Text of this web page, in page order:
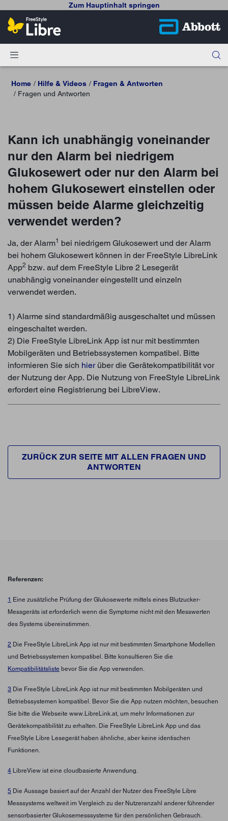
Zum Hauptinhalt springen
Home Hilfe & Videos
Fragen & Antworten
Fragen und Antworten
Kann ich unabhängig voneinander
nur den Alarm bei niedrigem
Glukosewert oder nur den Alarm bei
hohem Glukosewert einstellen oder
müssen beide Alarme gleichzeitig
verwendet werden?
Ja, der Alarm1 bei niedrigem Glukosewert und der Alarm
bei hohem Glukosewert können in der FreeStyle LibreLink
App2 bzw. auf dem FreeStyle Libre 2 Lesegerät
unabhängig voneinander eingestellt und einzeln
verwendet werden.
1) Alarme sind standardmäßig ausgeschaltet und müssen
eingeschaltet werden.
2) Die FreeStyle LibreLink App ist nur mit bestimmten
Mobilgeräten und Betriebssystemen kompatibel. Bitte
informieren Sie sich hierüber die Gerätekompatibilität vor
der Nutzung der App. Die Nutzung von FreeStyle LibreLink
erfordert eine Registrierung bei LibreView.
ZURÜCK ZUR SEITE MIT ALLEN FRAGEN UND
ANTWORTEN
Referenzen:
1 Eine zusätzliche Prüfung der Glukosewerte mittels eines Blutzucker-
Messgeräts ist erforderlich wenn die Symptome nicht mit den Messwerten
des Systems übereinstimmen.
2 Die FreeStyle LibreLink App ist nur mit bestimmten Smartphone Modellen
und Betriebssystemen kompatibel. Bitte konsultieren Sie die
Kompatibilitätsliste bevor Sie die App verwenden.
3 Die FreeStyle LibreLink App ist nur mit bestimmten Mobilgeräten und
Betriebssystemen kompatibel. Bevor Sie die App nutzen möchten, besuchen
Sie bitte die Webseite www.LibreLink.at, um mehr Informationen zur
Gerätekompatibilität zu erhalten. Die FreeStyle LibreLink App und das
FreeStyle Libre Lesegerät haben ähnliche, aber keine identischen
Funktionen.
4 LibreView ist eine cloudbasierte Anwendung.
5 Die Aussage basiert auf der Anzahl der Nutzer des FreeStyle Libre
Messsystems weltweit im Vergleich zu der Nutzeranzahl anderer führender
sensorbasierter Glukosemesssysteme für den persönlichen Gebrauch.